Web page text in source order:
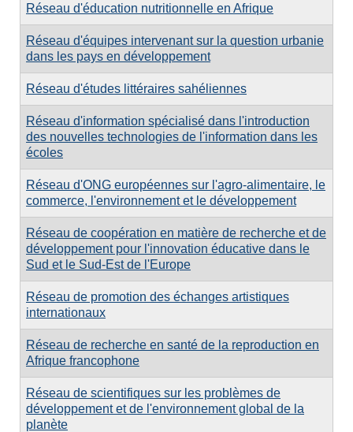
Réseau d'éducation nutritionnelle en Afrique
Réseau d'équipes intervenant sur la question urbanie
dans les pays en développement
Réseau d'études littéraires sahéliennes
Réseau d'information spécialisé dans l'introduction
des nouvelles technologies de l'information dans les
écoles
Réseau d'ONG européennes sur l'agro-alimentaire, le
commerce, l'environnement et le développement
Réseau de coopération en matière de recherche et de
développement pour l'innovation éducative dans le
Sud et le Sud-Est de l'Europe
Réseau de promotion des échanges artistiques
internationaux
Réseau de recherche en santé de la reproduction en
Afrique francophone
Réseau de scientifiques sur les problèmes de
développement et de l'environnement global de la
planète